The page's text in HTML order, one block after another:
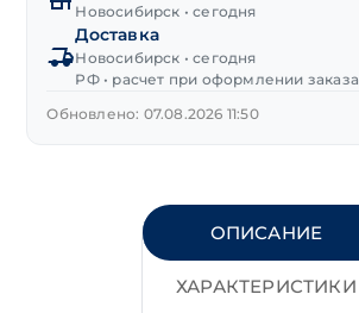
М16х110 мм
Новосибирск • сегодня
Доставка
Новосибирск • сегодня
РФ • расчет при оформлении заказа
Обновлено: 07.08.2026 11:50
ОПИСАНИЕ
ХАРАКТЕРИСТИКИ